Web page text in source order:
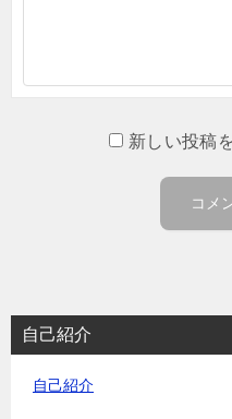
新しい投稿
自己紹介
自己紹介